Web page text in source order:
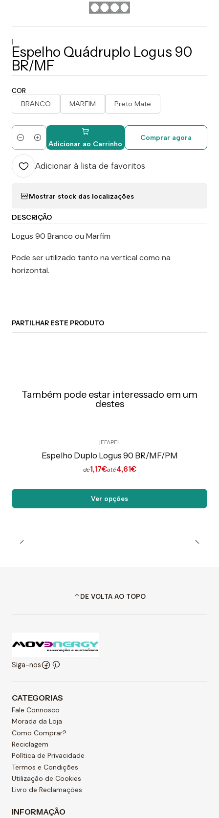
|
Espelho Quádruplo Logus 90
BR/MF
COR
BRANCO MARFIM Preto Mate
QuantidadeAdicionar ao Carrinho
Comprar agora
Adicionar à lista de favoritos
Mostrar stock das localizações
DESCRIÇÃO
Logus 90 Branco ou Marfim
Pode ser utilizado tanto na vertical como na
horizontal.
PARTILHAR ESTE PRODUTO
Também pode estar interessado em um
destes
|EFAPEL
Espelho Duplo Logus 90 BR/MF/PM
de1,17€até4,61€
Ver opções
DE VOLTA AO TOPO
Siga-nos
CATEGORIAS
Fale Connosco
Morada da Loja
Como Comprar?
Reciclagem
Política de Privacidade
Termos e Condições
Utilização de Cookies
Livro de Reclamações
INFORMAÇÃO